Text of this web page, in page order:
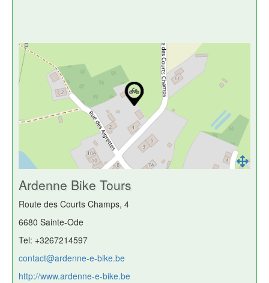
Ardenne Bike Tours
Route des Courts Champs, 4
6680 Sainte-Ode
Tel: +3267214597
contact@ardenne-e-bike.be
http://www.ardenne-e-bike.be